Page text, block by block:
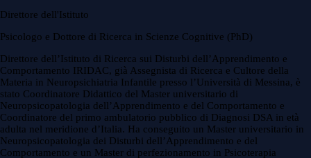
Direttore dell'Istituto
Psicologo e Dottore di Ricerca in Scienze Cognitive (PhD)
Direttore dell’Istituto di Ricerca sui Disturbi dell’Apprendimento e
Comportamento IRIDAC, già Assegnista di Ricerca e Cultore della
Materia in Neuropsichiatria Infantile presso l’Università di Messina, è
stato Coordinatore Didattico del Master universitario di
Neuropsicopatologia dell’Apprendimento e del Comportamento e
Coordinatore del primo ambulatorio pubblico di Diagnosi DSA in età
adulta nel meridione d’Italia. Ha conseguito un Master universitario in
Neuropsicopatologia dei Disturbi dell’Apprendimento e del
Comportamento e un Master di perfezionamento in Psicoterapia